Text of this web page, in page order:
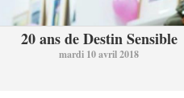
20 ans de Destin Sensible
mardi 10 avril 2018